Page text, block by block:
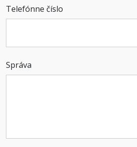
Telefónne číslo
Správa